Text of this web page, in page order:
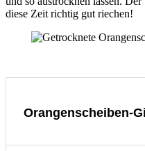
diese Zeit richtig gut riechen!
Orangenscheiben-